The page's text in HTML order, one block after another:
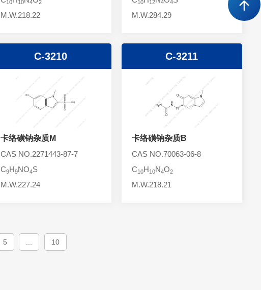
10 10 4 2
M.W.218.22
10 12 4 4
M.W.284.29
C-3210
卡络磺钠杂质M
CAS NO.2271443-87-7
C9H9NO4S
M.W.227.24
C-3211
卡络磺钠杂质B
CAS NO.70063-06-8
C10H10N4O2
M.W.218.21
5 10